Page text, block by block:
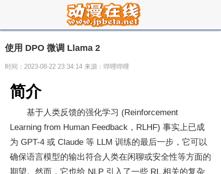
使用 DPO 微调 Llama 2
时间：2023-08-22 23:34:14 来源：哔哩哔哩
简介
基于人类反馈的强化学习 (Reinforcement
Learning from Human Feedback，RLHF) 事实上已成
为 GPT-4 或 Claude 等 LLM 训练的最后一步，它可以
确保语言模型的输出符合人类在闲聊或安全性等方面的
期望。然而，它也给 NLP 引入了一些 RL 相关的复杂